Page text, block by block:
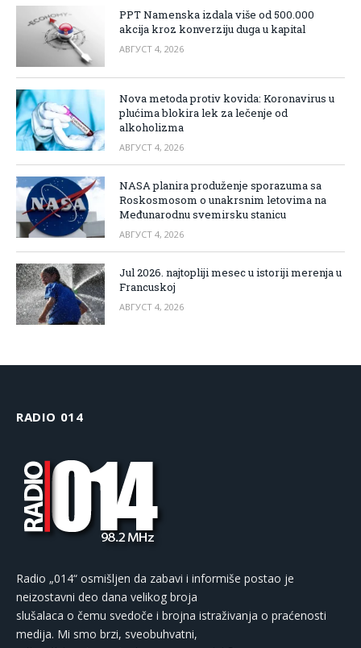
PPT Namenska izdala više od 500.000
akcija kroz konverziju duga u kapital
АВГУСТ 4, 2026
Nova metoda protiv kovida: Koronavirus u
plućima blokira lek za lečenje od
alkoholizma
АВГУСТ 4, 2026
NASA planira produženje sporazuma sa
Roskosmosom o unakrsnim letovima na
Međunarodnu svemirsku stanicu
АВГУСТ 4, 2026
Jul 2026. najtopliji mesec u istoriji merenja u
Francuskoj
АВГУСТ 4, 2026
RADIO 014
Radio „014“ osmišljen da zabavi i informiše postao je
neizostavni deo dana velikog broja
slušalaca o čemu svedoče i brojna istraživanja o praćenosti
medija. Mi smo brzi, sveobuhvatni,